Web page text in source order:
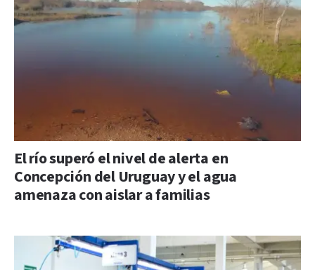
El río superó el nivel de alerta en
Concepción del Uruguay y el agua
amenaza con aislar a familias